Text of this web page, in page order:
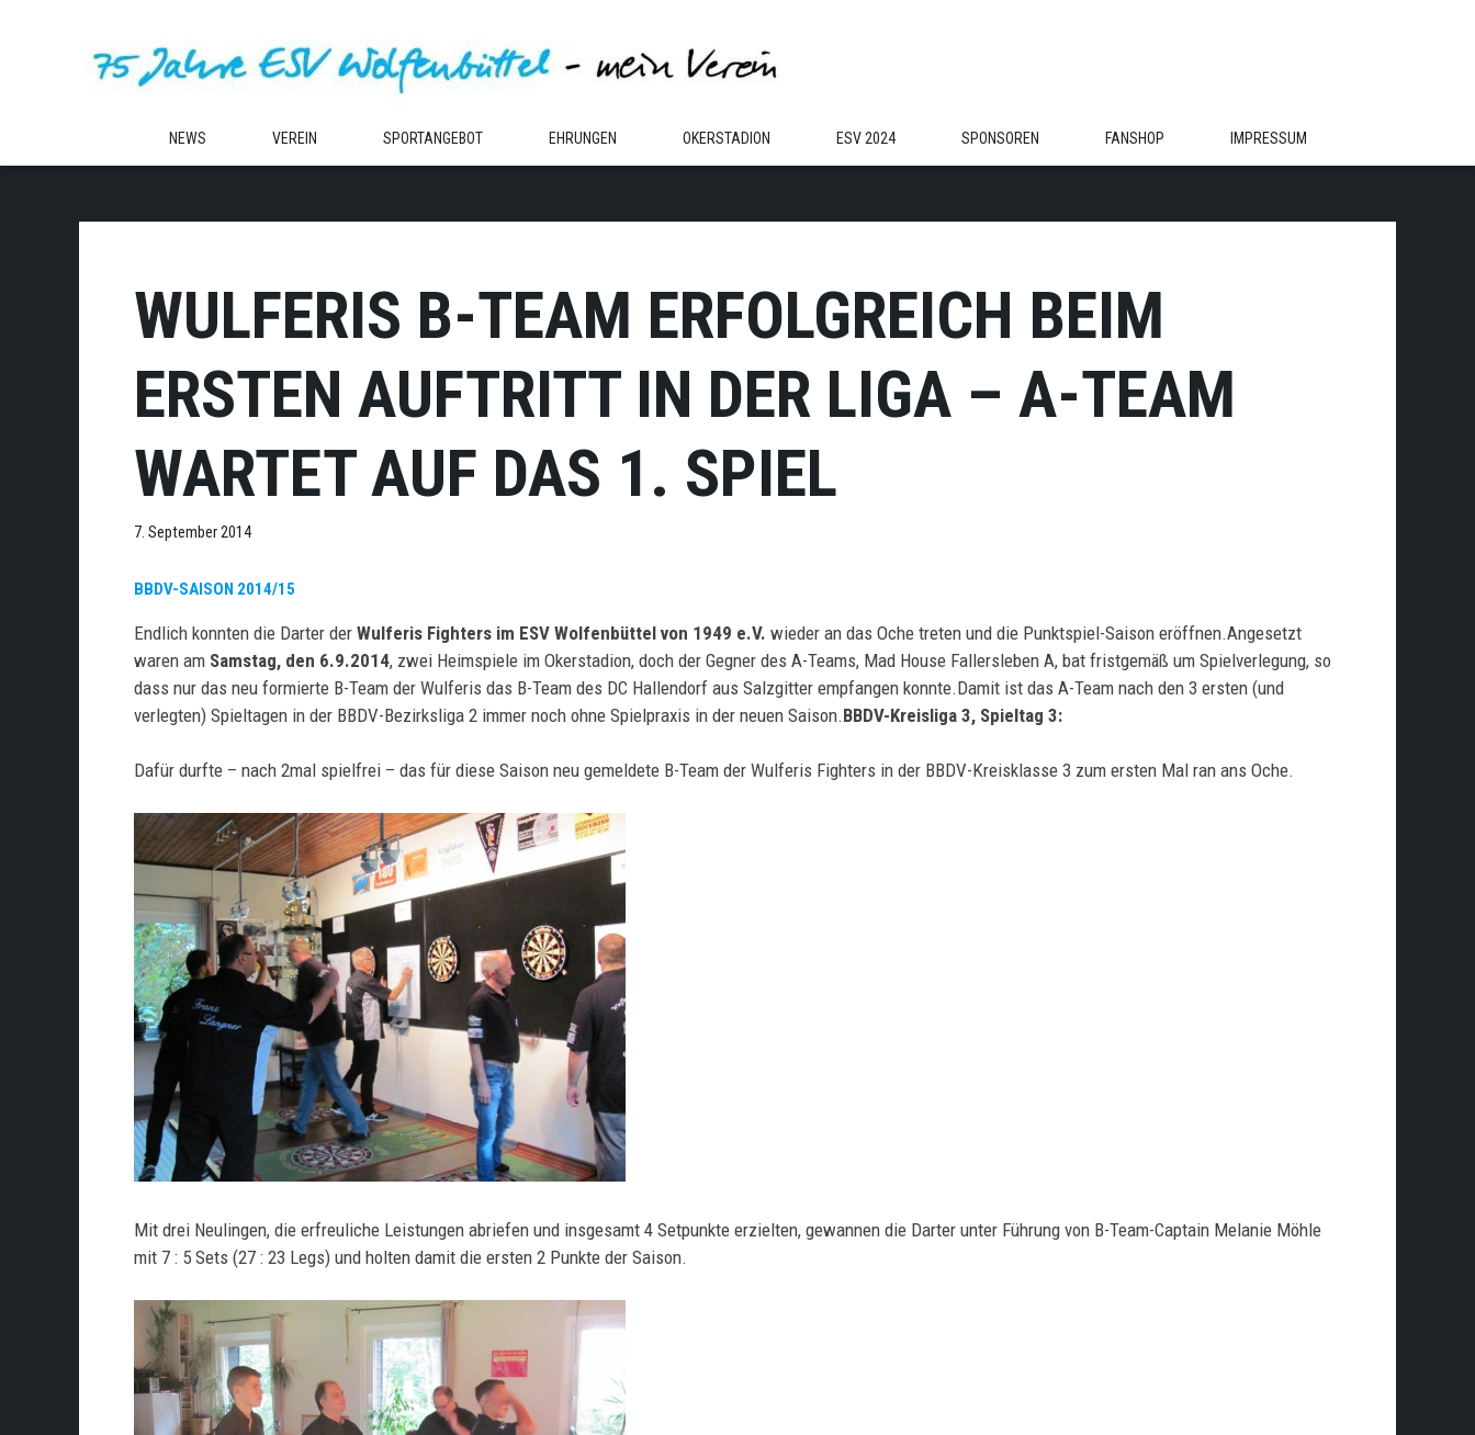
NEWS VEREIN SPORTANGEBOT EHRUNGEN OKERSTADION ESV 2024 SPONSOREN FANSHOP IMPRESSUM
WULFERIS B-TEAM ERFOLGREICH BEIM
ERSTEN AUFTRITT IN DER LIGA – A-TEAM
WARTET AUF DAS 1. SPIEL
7. September 2014
BBDV-SAISON 2014/15
Endlich konnten die Darter der Wulferis Fighters im ESV Wolfenbüttel von 1949 e.V. wieder an das Oche treten und die Punktspiel-Saison eröffnen.Angesetzt
waren am Samstag, den 6.9.2014, zwei Heimspiele im Okerstadion, doch der Gegner des A-Teams, Mad House Fallersleben A, bat fristgemäß um Spielverlegung, so
dass nur das neu formierte B-Team der Wulferis das B-Team des DC Hallendorf aus Salzgitter empfangen konnte.Damit ist das A-Team nach den 3 ersten (und
verlegten) Spieltagen in der BBDV-Bezirksliga 2 immer noch ohne Spielpraxis in der neuen Saison.BBDV-Kreisliga 3, Spieltag 3:
Dafür durfte – nach 2mal spielfrei – das für diese Saison neu gemeldete B-Team der Wulferis Fighters in der BBDV-Kreisklasse 3 zum ersten Mal ran ans Oche.
Mit drei Neulingen, die erfreuliche Leistungen abriefen und insgesamt 4 Setpunkte erzielten, gewannen die Darter unter Führung von B-Team-Captain Melanie Möhle
mit 7 : 5 Sets (27 : 23 Legs) und holten damit die ersten 2 Punkte der Saison.